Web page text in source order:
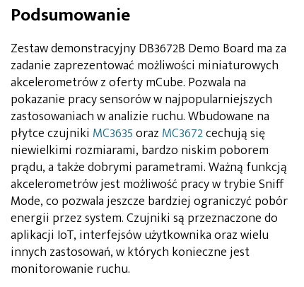
Podsumowanie
Zestaw demonstracyjny DB3672B Demo Board ma za
zadanie zaprezentować możliwości miniaturowych
akcelerometrów z oferty mCube. Pozwala na
pokazanie pracy sensorów w najpopularniejszych
zastosowaniach w analizie ruchu. Wbudowane na
płytce czujniki MC3635oraz MC3672cechują się
niewielkimi rozmiarami, bardzo niskim poborem
prądu, a także dobrymi parametrami. Ważną funkcją
akcelerometrów jest możliwość pracy w trybie Sniff
Mode, co pozwala jeszcze bardziej ograniczyć pobór
energii przez system. Czujniki są przeznaczone do
aplikacji IoT, interfejsów użytkownika oraz wielu
innych zastosowań, w których konieczne jest
monitorowanie ruchu.